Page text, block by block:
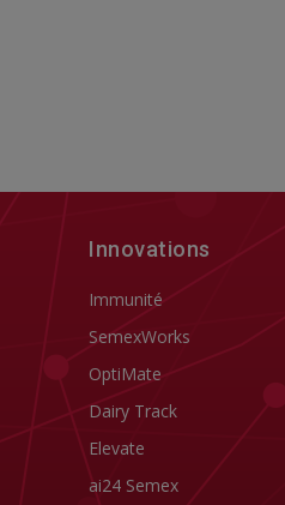
Innovations
Immunité
SemexWorks
OptiMate
Dairy Track
Elevate
ai24 Semex